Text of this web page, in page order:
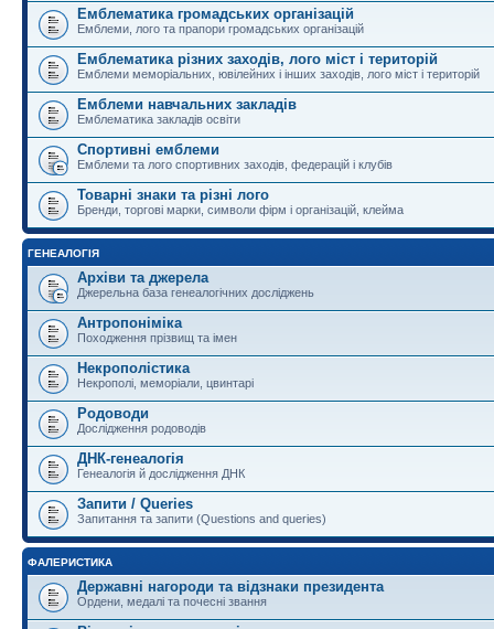
Емблематика громадських організацій
Емблеми, лого та прапори громадських організацій
Емблематика різних заходів, лого міст і територій
Емблеми меморіальних, ювілейних і інших заходів, лого міст і територій
Емблеми навчальних закладів
Емблематика закладів освіти
Спортивні емблеми
Емблеми та лого спортивних заходів, федерацій і клубів
Товарні знаки та різні лого
Бренди, торгові марки, символи фірм і організацій, клейма
ГЕНЕАЛОГІЯ
Архіви та джерела
Джерельна база генеалогічних досліджень
Антропоніміка
Походження прізвищ та імен
Некрополістика
Некрополі, меморіали, цвинтарі
Родоводи
Дослідження родоводів
ДНК-генеалогія
Генеалогія й дослідження ДНК
Запити / Queries
Запитання та запити (Questions and queries)
ФАЛЕРИСТИКА
Державні нагороди та відзнаки президента
Ордени, медалі та почесні звання